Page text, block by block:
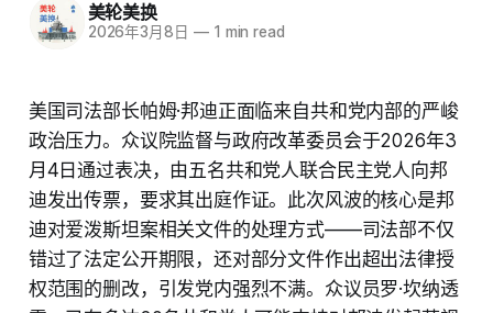
美轮美换
2026年3月8日 —1 min read
美国司法部长帕姆·邦迪正面临来自共和党内部的严峻
政治压力。众议院监督与政府改革委员会于2026年3
月4日通过表决，由五名共和党人联合民主党人向邦
迪发出传票，要求其出庭作证。此次风波的核心是邦
迪对爱泼斯坦案相关文件的处理方式——司法部不仅
错过了法定公开期限，还对部分文件作出超出法律授
权范围的删改，引发党内强烈不满。众议员罗·坎纳透